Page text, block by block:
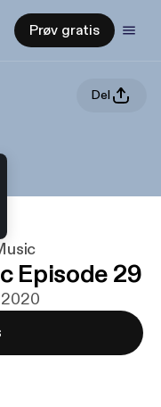
Prøv gratis
Del
Episode 29
2020